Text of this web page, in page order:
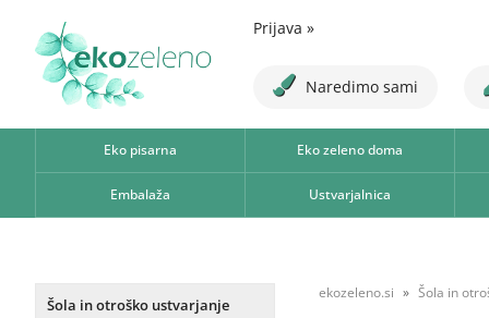
Prijava »
Naredimo sami
Eko pisarna Eko zeleno doma
Embalaža Ustvarjalnica
Šola in otroško ustvarjanje
ekozeleno.si Šola in